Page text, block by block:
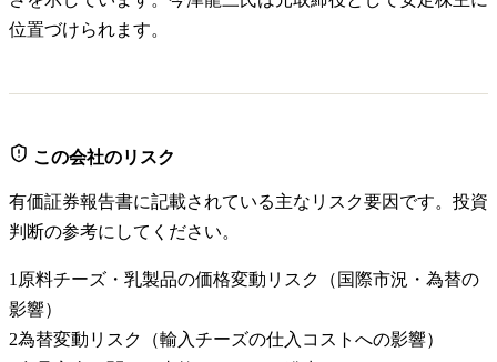
位置づけられます。
この会社のリスク
有価証券報告書に記載されている主なリスク要因です。投資
判断の参考にしてください。
1 原料チーズ・乳製品の価格変動リスク（国際市況・為替の
影響）
2為替変動リスク（輸入チーズの仕入コストへの影響）